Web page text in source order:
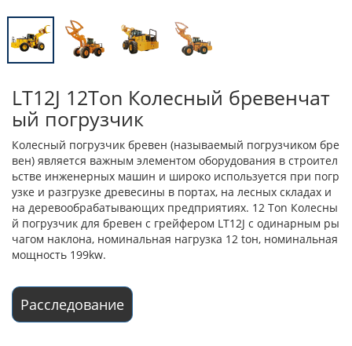
LT12J 12Ton Колесный бревенчат
ый погрузчик
Колесный погрузчик бревен (называемый погрузчиком бре
вен) является важным элементом оборудования в строител
ьстве инженерных машин и широко используется при погр
узке и разгрузке древесины в портах, на лесных складах и
на деревообрабатывающих предприятиях. 12 Ton Колесны
й погрузчик для бревен с грейфером LT12J с одинарным ры
чагом наклона, номинальная нагрузка 12 tон, номинальная
мощность 199kw.
Расследование